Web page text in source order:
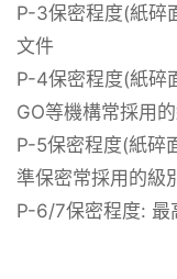
P-3保密程度(紙碎
文件
P-4保密程度(紙碎
GO等機構常採用的
P-5保密程度(紙碎
準保密常採用的級
P-6/7保密程度: 最